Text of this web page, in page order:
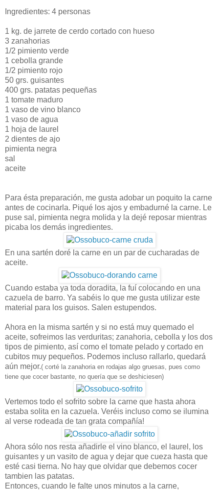
Ingredientes: 4 personas
1 kg. de jarrete de cerdo cortado con hueso
3 zanahorias
1/2 pimiento verde
1 cebolla grande
1/2 pimiento rojo
50 grs. guisantes
400 grs. patatas pequeñas
1 tomate maduro
1 vaso de vino blanco
1 vaso de agua
1 hoja de laurel
2 dientes de ajo
pimienta negra
sal
aceite
Para ésta preparación, me gusta adobar un poquito la carne
antes de cocinarla. Piqué los ajos y embadurné la carne. Le
puse sal, pimienta negra molida y la dejé reposar mientras
picaba los demás ingredientes.
En una sartén doré la carne en un par de cucharadas de
aceite.
Cuando estaba ya toda doradita, la fuí colocando en una
cazuela de barro. Ya sabéis lo que me gusta utilizar este
material para los guisos. Salen estupendos.
Ahora en la misma sartén y si no está muy quemado el
aceite, sofreimos las verduritas; zanahoria, cebolla y los dos
tipos de pimiento, así como el tomate pelado y cortado en
cubitos muy pequeños. Podemos incluso rallarlo, quedará
aún mejor.( corté la zanahoria en rodajas algo gruesas, pues como
tiene que cocer bastante, no quería que se deshiciesen)
Vertemos todo el sofrito sobre la carne que hasta ahora
estaba solita en la cazuela. Veréis incluso como se ilumina
al verse rodeada de tan grata compañía!
Ahora sólo nos resta añadirle el vino blanco, el laurel, los
guisantes y un vasito de agua y dejar que cueza hasta que
esté casi tierna. No hay que olvidar que debemos cocer
tambien las patatas.
Entonces, cuando le falte unos minutos a la carne,